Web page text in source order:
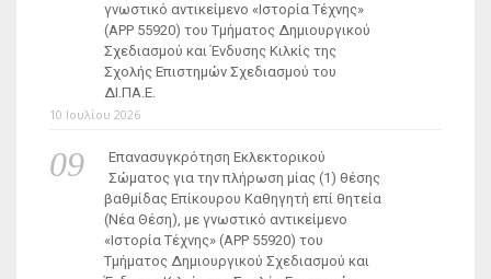
γνωστικό αντικείμενο «Ιστορία Τέχνης»
(ΑΡΡ 55920) του Τμήματος Δημιουργικού
Σχεδιασμού και Ένδυσης Κιλκίς της
Σχολής Επιστημών Σχεδιασμού του
ΔΙ.ΠΑ.Ε.
10 Ιουλίου 2026
Επανασυγκρότηση Εκλεκτορικού
Σώματος για την πλήρωση μίας (1) θέσης
βαθμίδας Επίκουρου Καθηγητή επί θητεία
(Νέα Θέση), με γνωστικό αντικείμενο
«Ιστορία Τέχνης» (ΑΡΡ 55920) του
Τμήματος Δημιουργικού Σχεδιασμού και